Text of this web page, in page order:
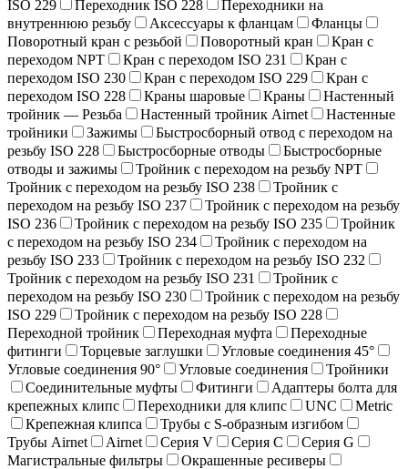
ISO 229
Переходник ISO 228
Переходники на
внутреннюю резьбу
Аксессуары к фланцам
Фланцы
Поворотный кран c резьбой
Поворотный кран
Кран с
переходом NPT
Кран с переходом ISO 231
Кран с
переходом ISO 230
Кран с переходом ISO 229
Кран с
переходом ISO 228
Краны шаровые Краны
Настенный
тройник — Резьба
Настенный тройник Airnet
Настенные
тройники
Зажимы
Быстросборный отвод с переходом на
резьбу ISO 228
Быстросборные отводы
Быстросборные
отводы и зажимы
Тройник с переходом на резьбу NPT
Тройник с переходом на резьбу ISO 238
Тройник с
переходом на резьбу ISO 237
Тройник с переходом на резьбу
ISO 236
Тройник с переходом на резьбу ISO 235
Тройник
с переходом на резьбу ISO 234
Тройник с переходом на
резьбу ISO 233
Тройник с переходом на резьбу ISO 232
Тройник с переходом на резьбу ISO 231
Тройник с
переходом на резьбу ISO 230
Тройник с переходом на резьбу
ISO 229
Тройник с переходом на резьбу ISO 228
Переходной тройник
Переходная муфта
Переходные
фитинги
Торцевые заглушки
Угловые соединения 45°
Угловые соединения 90°
Угловые соединения
Тройники
Соединительные муфты
Фитинги
Адаптеры болта для
крепежных клипс
Переходники для клипс UNC
Metric
Крепежная клипса
Трубы с S-образным изгибом
Трубы Airnet
Airnet Серия V Серия C
Серия G
Магистральные фильтры
Окрашенные ресиверы